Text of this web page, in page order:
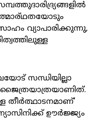
വ്യാപാരിക്കുന്നു,
സന്ധിയില്ലാ
തീർത്ഥാടനമാണ്’
ഊർജ്ജ്യം